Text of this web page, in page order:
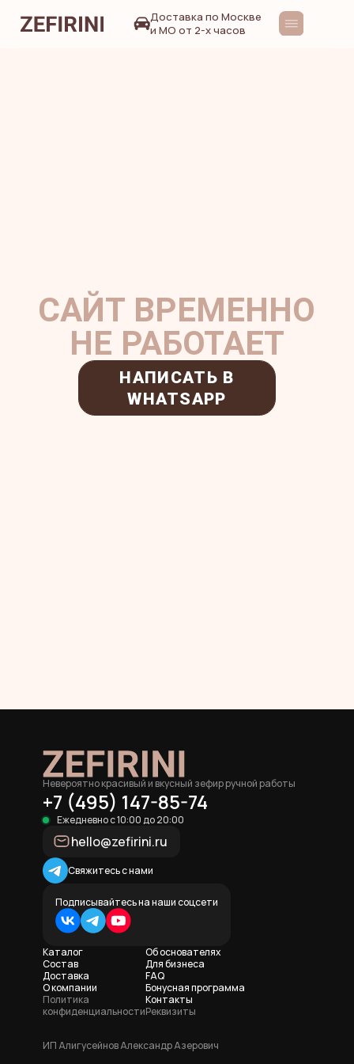
Доставка по Москве
и МО от 2-х часов
WHATSAPP
Невероятно красивый и вкусный зефир ручной работы
Каталог
Состав
Доставка
О компании
Политика
конфиденциальности
Об основателях
Для бизнеса
FAQ
Бонусная программа
Контакты
Реквизиты
+7 (495) 147-85-74
Ежедневно с 10:00 до 20:00
hello@zefirini.ru
Свяжитесь с нами
Подписывайтесь на наши соцсети
ИП Алигусейнов Александр Азерович